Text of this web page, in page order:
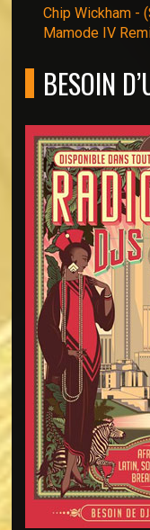
Chip Wickham -
Mamode IV
BESOIN